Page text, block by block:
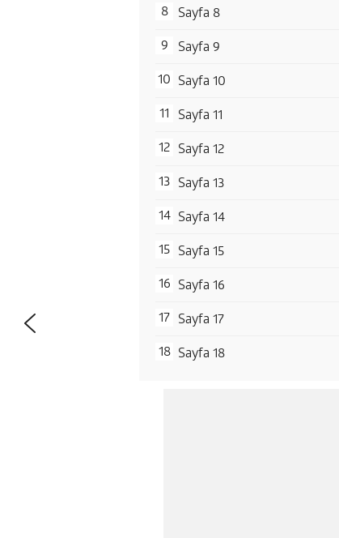
Sayfa 8
Sayfa 9
Sayfa 10
Sayfa 11
Sayfa 12
Sayfa 13
Sayfa 14
Sayfa 15
Sayfa 16
Sayfa 17
Sayfa 18